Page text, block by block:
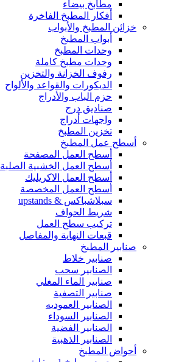
مطابخ بيضاء
أفكار المطبخ الفاخرة
خزائن المطبخ والأبواب
أبواب المطبخ
وحدات المطبخ
وحدات مطبخ كاملة
رفوف الخزانة والتخزين
الديكورات والقواعد والألواح
حزم الباب والأدراج
صناديق درج
واجهات أدراج
تخزين المطبخ
أسطح عمل المطبخ
أسطح العمل المصفحة
أسطح العمل الخشبية الصلبة
أسطح العمل الاكريليك
أسطح العمل المخصصة
سبلاشباكس & upstands
شريط الحواف
تركيب سطح العمل
قبعات النهاية والمفاصل
صنابير المطبخ
صنابير خلاط
الصنابير سحب
صنابير الماء المغلي
صنابير التصفية
الصنابير العموديه
الصنابير السوداء
الصنابير الفضية
الصنابير الذهبية
أحواض المطبخ